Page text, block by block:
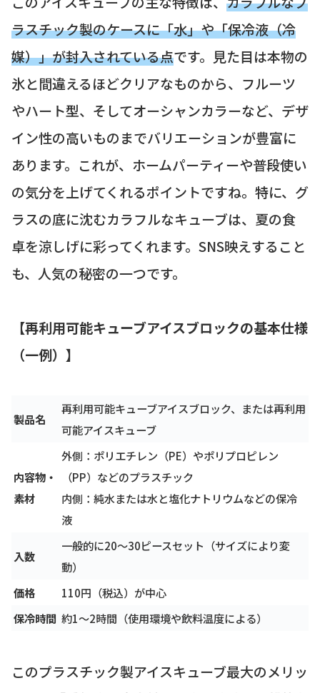
ラスチック製のケースに「水」や「保冷液（冷
媒）」が封入されている点です。見た目は本物の
氷と間違えるほどクリアなものから、フルーツ
やハート型、そしてオーシャンカラーなど、デザ
イン性の高いものまでバリエーションが豊富に
あります。これが、ホームパーティーや普段使い
の気分を上げてくれるポイントですね。特に、グ
ラスの底に沈むカラフルなキューブは、夏の食
卓を涼しげに彩ってくれます。SNS映えすること
も、人気の秘密の一つです。
【再利用可能キューブアイスブロックの基本仕様
（一例）】
製品名
再利用可能キューブアイスブロック、または再利用
可能アイスキューブ
内容物・
素材
外側：ポリエチレン（PE）やポリプロピレン
（PP）などのプラスチック
内側：純水または水と塩化ナトリウムなどの保冷
液
入数
一般的に20〜30ピースセット（サイズにより変
動）
価格
110円（税込）が中心
保冷時間 約1〜2時間（使用環境や飲料温度による）
このプラスチック製アイスキューブ最大のメリッ